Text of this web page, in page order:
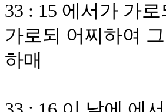
33 : 15 에서가 가
가로되 어찌하여
하매